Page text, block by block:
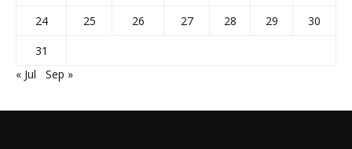
24
25 26 27 28 29
30
31
« Jul
Sep »